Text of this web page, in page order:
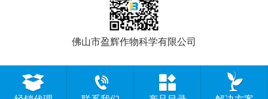
佛山市盈辉作物科学有限公司